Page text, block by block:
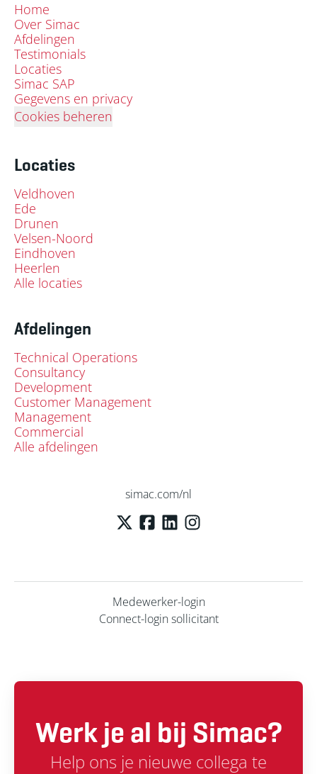
Home
Over Simac
Afdelingen
Testimonials
Locaties
Simac SAP
Gegevens en privacy
Cookies beheren
Locaties
Veldhoven
Ede
Drunen
Velsen-Noord
Eindhoven
Heerlen
Alle locaties
Afdelingen
Technical Operations
Consultancy
Development
Customer Management
Management
Commercial
Alle afdelingen
simac.com/nl
Medewerker-login
Connect-login sollicitant
Werk je al bij Simac?
Help ons je nieuwe collega te